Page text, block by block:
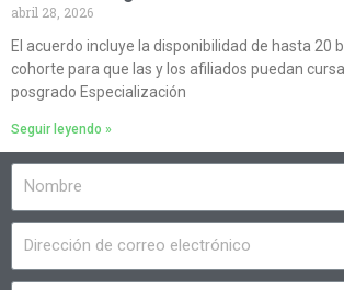
abril 28, 2026
El acuerdo incluye la disponibilidad de hasta 20
cohorte para que las y los afiliados puedan
posgrado Especialización
Seguir leyendo »